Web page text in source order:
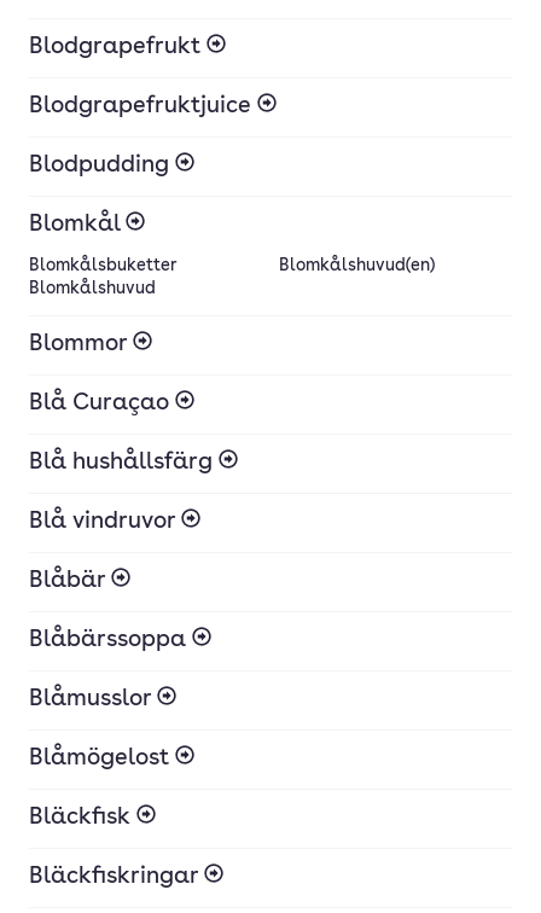
Blodgrapefrukt
Blodgrapefruktjuice
Blodpudding
Blomkål
Blomkålsbuketter
Blomkålshuvud
Blomkålshuvud(en)
Blommor
Blå Curaçao
Blå hushållsfärg
Blå vindruvor
Blåbär
Blåbärssoppa
Blåmusslor
Blåmögelost
Bläckfisk
Bläckfiskringar